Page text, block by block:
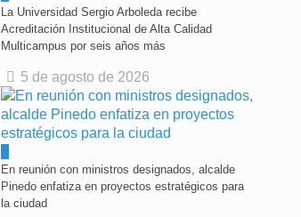
La Universidad Sergio Arboleda recibe
Acreditación Institucional de Alta Calidad
Multicampus por seis años más
5 de agosto de 2026
En reunión con ministros designados, alcalde
Pinedo enfatiza en proyectos estratégicos para
la ciudad